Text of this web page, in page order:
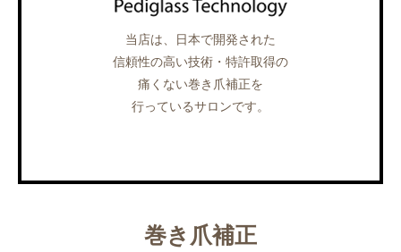
当店は、日本で開発された
信頼性の高い技術・特許取得の
痛くない巻き爪補正を
行っているサロンです。
巻き爪補正